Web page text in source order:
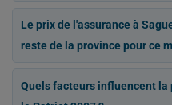
Le prix de l'assurance à
reste de la province pour ce
Quels facteurs influencent la